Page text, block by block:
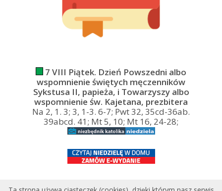
7 VIII Piątek. Dzień Powszedni albo
wspomnienie świętych męczenników
Sykstusa II, papieża, i Towarzyszy albo
wspomnienie św. Kajetana, prezbitera
Na 2, 1. 3; 3, 1-3. 6-7; Pwt 32, 35cd-36ab.
39abcd. 41; Mt 5, 10; Mt 16, 24-28;